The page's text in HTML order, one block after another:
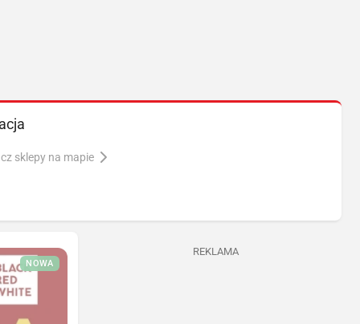
sklepy na mapie
NOWA
REKLAMA